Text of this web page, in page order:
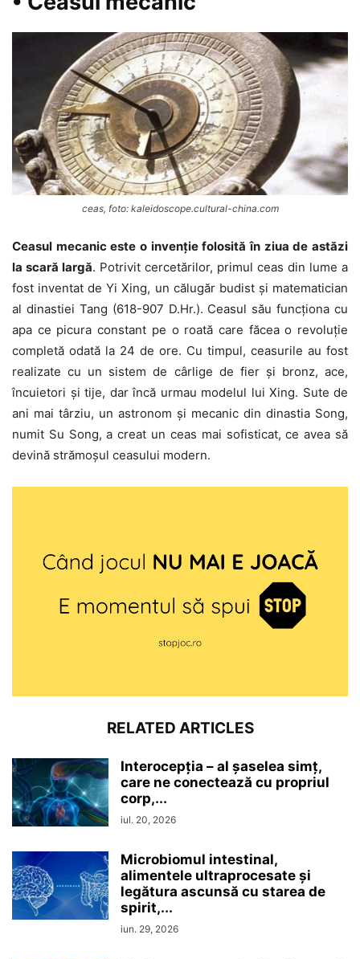
ceas, foto: kaleidoscope.cultural-china.com
Ceasul mecanic este o invenție folosită în ziua de astăzi
la scară largă. Potrivit cercetărilor, primul ceas din lume a
fost inventat de Yi Xing, un călugăr budist și matematician
al dinastiei Tang (618-907 D.Hr.). Ceasul său funcționa cu
apa ce picura constant pe o roată care făcea o revoluție
completă odată la 24 de ore. Cu timpul, ceasurile au fost
realizate cu un sistem de cârlige de fier și bronz, ace,
încuietori și tije, dar încă urmau modelul lui Xing. Sute de
ani mai târziu, un astronom și mecanic din dinastia Song,
numit Su Song, a creat un ceas mai sofisticat, ce avea să
devină strămoșul ceasului modern.
RELATED ARTICLES
Interocepţia – al șaselea simț,
care ne conectează cu propriul
corp,...
iul. 20, 2026
Microbiomul intestinal,
alimentele ultraprocesate şi
legătura ascunsă cu starea de
spirit,...
iun. 29, 2026